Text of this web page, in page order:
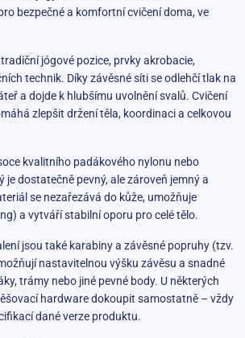
bezpečné a komfortní cvičení doma, ve
jógové pozice, prvky akrobacie,
technik. Díky závěsné síti se odlehčí tlak na
a dojde k hlubšímu uvolnění svalů. Cvičení
zlepšit držení těla, koordinaci a celkovou
kvalitního padákového nylonu nebo
je dostatečně pevný, ale zároveň jemný a
se nezařezává do kůže, umožňuje
a vytváří stabilní oporu pro celé tělo.
jsou také karabiny a závěsné popruhy (tzv.
nastavitelnou výšku závěsu a snadné
trámy nebo jiné pevné body. U některých
hardware dokoupit samostatně – vždy
dané verze produktu.